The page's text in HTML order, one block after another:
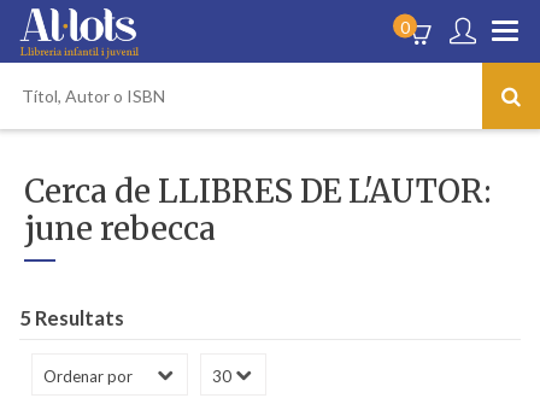
0
Cerca de LLIBRES DE L'AUTOR:
june rebecca
5 Resultats